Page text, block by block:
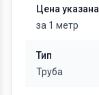
Цена указана
за 1 метр
Тип
Труба